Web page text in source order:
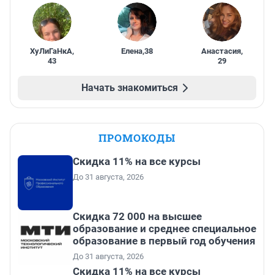
ХуЛиГаНкА,
43
Елена,38 Анастасия,
29
Начать знакомиться
ПРОМОКОДЫ
Скидка 11% на все курсы
До 31 августа, 2026
Скидка 72 000 на высшее
образование и среднее специальное
образование в первый год обучения
До 31 августа, 2026
Скидка 11% на все курсы